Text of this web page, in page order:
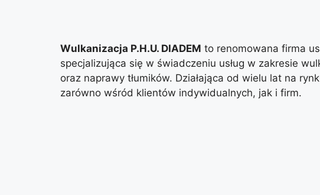
Wulkanizacja P.H.U. DIADEM to renomowana firma
specjalizująca się w świadczeniu usług w zakresie
oraz naprawy tłumików. Działająca od wielu lat na
zarówno wśród klientów indywidualnych, jak i firm.